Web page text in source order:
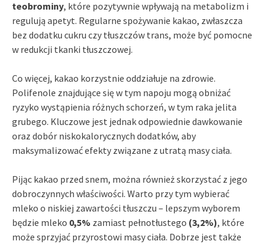
teobrominy, które pozytywnie wpływają na metabolizm i
regulują apetyt. Regularne spożywanie kakao, zwłaszcza
bez dodatku cukru czy tłuszczów trans, może być pomocne
w redukcji tkanki tłuszczowej.
Co więcej, kakao korzystnie oddziałuje na zdrowie.
Polifenole znajdujące się w tym napoju mogą obniżać
ryzyko wystąpienia różnych schorzeń, w tym raka jelita
grubego. Kluczowe jest jednak odpowiednie dawkowanie
oraz dobór niskokalorycznych dodatków, aby
maksymalizować efekty związane z utratą masy ciała.
Pijąc kakao przed snem, można również skorzystać z jego
dobroczynnych właściwości. Warto przy tym wybierać
mleko o niskiej zawartości tłuszczu – lepszym wyborem
będzie mleko 0,5% zamiast pełnotłustego (3,2%), które
może sprzyjać przyrostowi masy ciała. Dobrze jest także